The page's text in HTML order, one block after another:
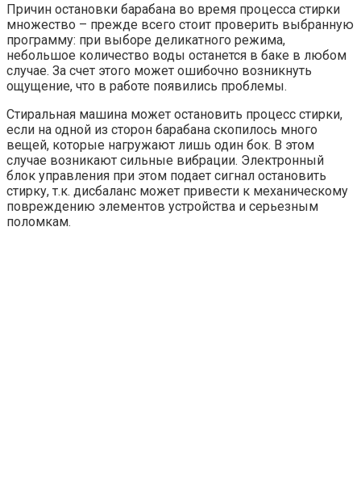
Причин остановки барабана во время процесса стирки
множество – прежде всего стоит проверить выбранную
программу: при выборе деликатного режима,
небольшое количество воды останется в баке в любом
случае. За счет этого может ошибочно возникнуть
ощущение, что в работе появились проблемы.
Стиральная машина может остановить процесс стирки,
если на одной из сторон барабана скопилось много
вещей, которые нагружают лишь один бок. В этом
случае возникают сильные вибрации. Электронный
блок управления при этом подает сигнал остановить
стирку, т.к. дисбаланс может привести к механическому
повреждению элементов устройства и серьезным
поломкам.